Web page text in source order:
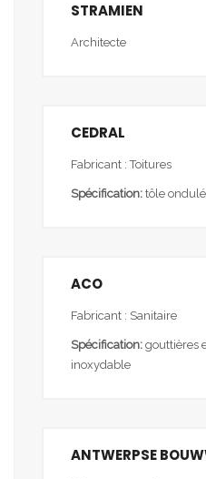
STRAMIEN
Architecte
CEDRAL
Fabricant : Toitures
Spécification: tôle
ACO
Fabricant : Sanitaire
Spécification: gouttières
inoxydable
ANTWERPSE